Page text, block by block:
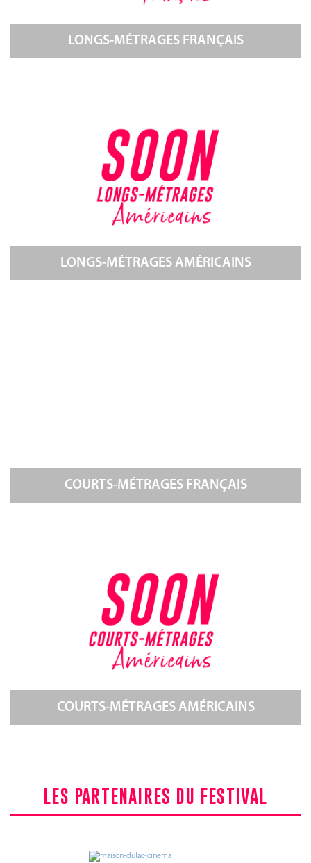
LONGS-MÉTRAGES FRANÇAIS
LONGS-MÉTRAGES AMÉRICAINS
COURTS-MÉTRAGES FRANÇAIS
COURTS-MÉTRAGES AMÉRICAINS
LES PARTENAIRES DU FESTIVAL